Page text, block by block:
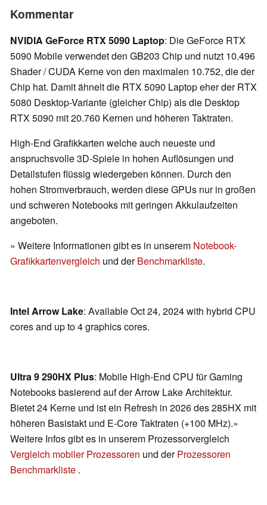
Kommentar
NVIDIA GeForce RTX 5090 Laptop: Die GeForce RTX
5090 Mobile verwendet den GB203 Chip und nutzt 10.496
Shader / CUDA Kerne von den maximalen 10.752, die der
Chip hat. Damit ähnelt die RTX 5090 Laptop eher der RTX
5080 Desktop-Variante (gleicher Chip) als die Desktop
RTX 5090 mit 20.760 Kernen und höheren Taktraten.
High-End Grafikkarten welche auch neueste und
anspruchsvolle 3D-Spiele in hohen Auflösungen und
Detailstufen flüssig wiedergeben können. Durch den
hohen Stromverbrauch, werden diese GPUs nur in großen
und schweren Notebooks mit geringen Akkulaufzeiten
angeboten.
» Weitere Informationen gibt es in unserem Notebook-
Grafikkartenvergleich und derBenchmarkliste.
Intel Arrow Lake: Available Oct 24, 2024 with hybrid CPU
cores and up to 4 graphics cores.
Ultra 9 290HX Plus: Mobile High-End CPU für Gaming
Notebooks basierend auf der Arrow Lake Architektur.
Bietet 24 Kerne und ist ein Refresh in 2026 des 285HX mit
höheren Basistakt und E-Core Taktraten (+100 MHz).»
Weitere Infos gibt es in unserem Prozessorvergleich
Vergleich mobiler Prozessoren und derProzessoren
Benchmarkliste .